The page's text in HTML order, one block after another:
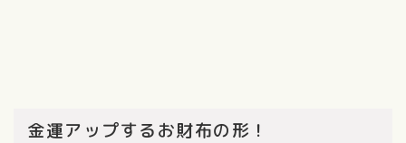
金運アップするお財布の形！